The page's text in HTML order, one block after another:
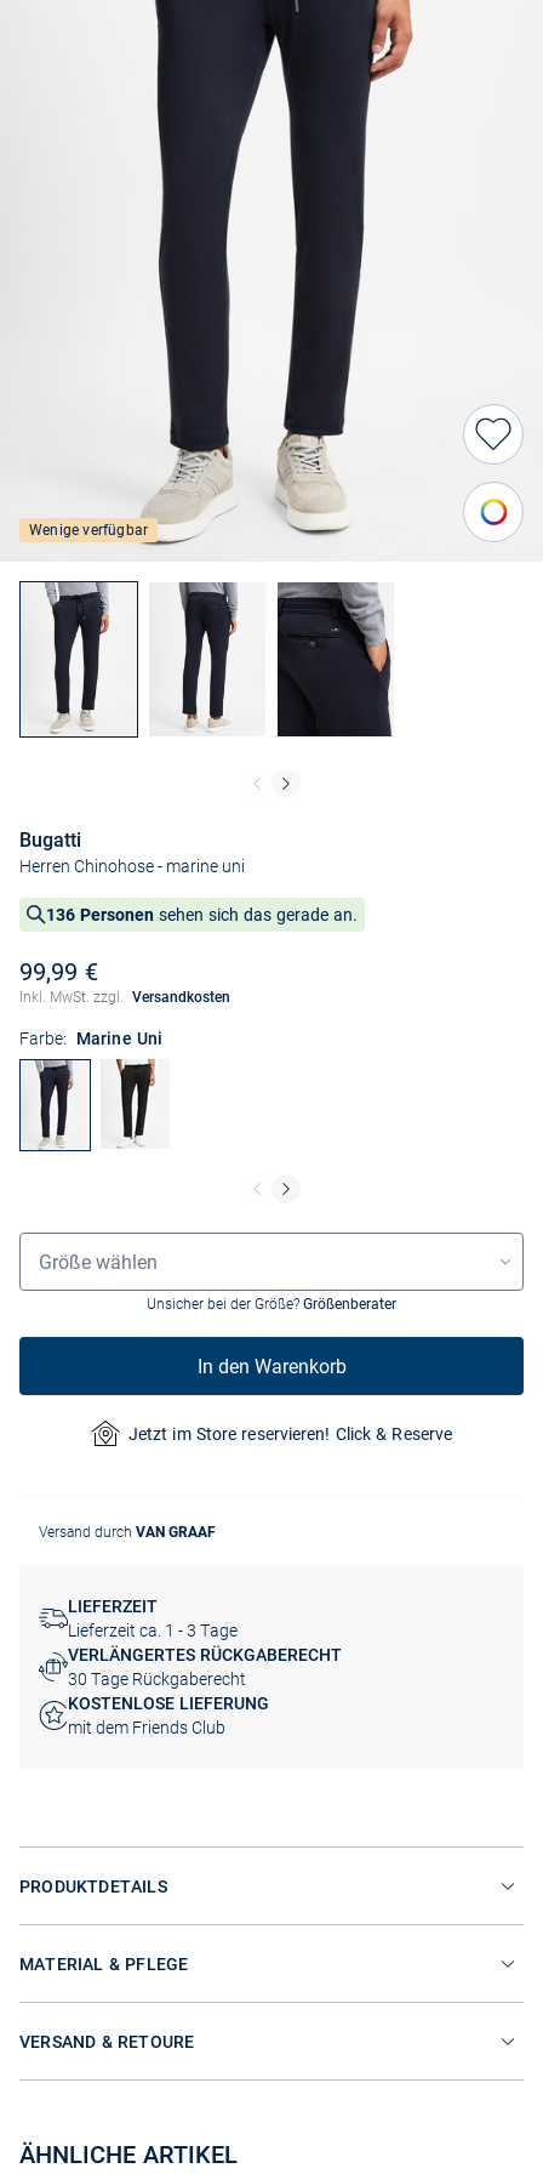
Wenige verfügbar
Bugatti
Herren Chinohose- marine uni
136 Personen sehen sich das gerade an.
99,99 €
Inkl. MwSt. zzgl. Versandkosten
Farbe: Marine Uni
Größenauswahl
Größe wählen
Unsicher bei der Größe? Größenberater
In den Warenkorb
Jetzt im Store reservieren! Click & Reserve
Versand durch VAN GRAAF
LIEFERZEIT
Lieferzeit ca. 1 - 3 Tage
VERLÄNGERTES RÜCKGABERECHT
30 Tage Rückgaberecht
KOSTENLOSE LIEFERUNG
mit dem Friends Club
PRODUKTDETAILS
MATERIAL & PFLEGE
VERSAND & RETOURE
ÄHNLICHE ARTIKEL